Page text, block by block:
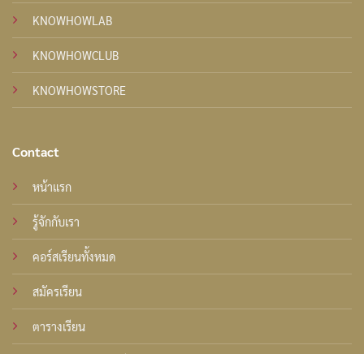
KNOWHOWLAB
KNOWHOWCLUB
KNOWHOWSTORE
Contact
หน้าแรก
รู้จักกับเรา
คอร์สเรียนทั้งหมด
สมัครเรียน
ตารางเรียน